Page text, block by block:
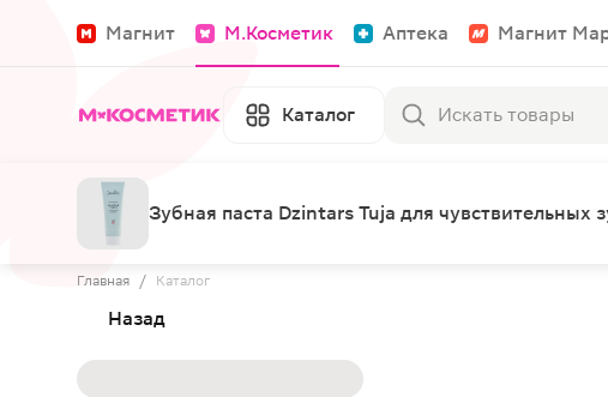
Магнит М.Косметик Аптека Магнит
Каталог
Зубная паста Dzintars Tuja для чувствительных
Главная / Каталог
Назад